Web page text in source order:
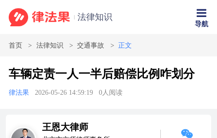
法律知识
导航
首页 法律知识 交通事故 正文
车辆定责一人一半后赔偿比例咋划分
律法果 2026-05-26 14:59:19 0人阅读
王恩大律师